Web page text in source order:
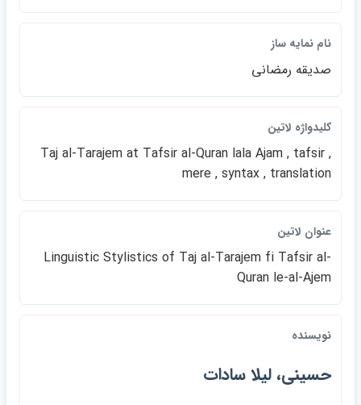
نام نمايه ساز
صديقه رمضاني
كليدواژه لاتين
Taj al-Tarajem at Tafsir al-Quran lala Ajam , tafsir ,
mere , syntax , translation
عنوان لاتين
Linguistic Stylistics of Taj al-Tarajem fi Tafsir al-
Quran le-al-Ajem
نويسنده
حسيني، ليلا سادات